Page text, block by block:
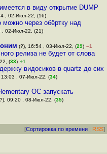
в виду открытие DUMP
, 02-Июл-22, (16)
можно через обёртку над
, 02-Июл-22, (21)
(?), 16:54 , 03-Июл-22, (29) –1
релиза не будет от слова
(33) +1
видосиков в quartz до сих
13:03 , 07-Июл-22, (34)
OC запускать
09:20 , 08-Июл-22, (35)
[Сортировка по времени | RSS]